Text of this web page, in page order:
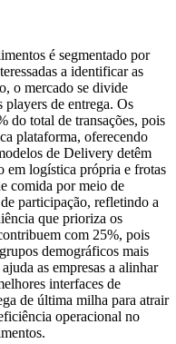
é segmentado por
a identificar as
o mercado se divide
players de entrega. Os
do total de transações, pois
plataforma, oferecendo
de Delivery detêm
em logística própria e frotas
comida por meio de
participação, refletindo a
que prioriza os
com 25%, pois
demográficos mais
as empresas a alinhar
interfaces de
de última milha para atrair
operacional no